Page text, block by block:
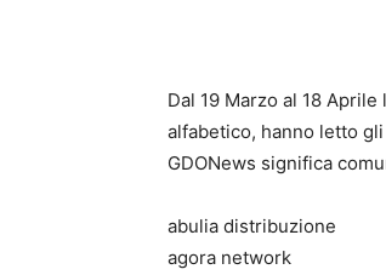
Dal 19 Marzo al 18
alfabetico, hanno letto
GDONews significa
abulia distribuzione
agora network